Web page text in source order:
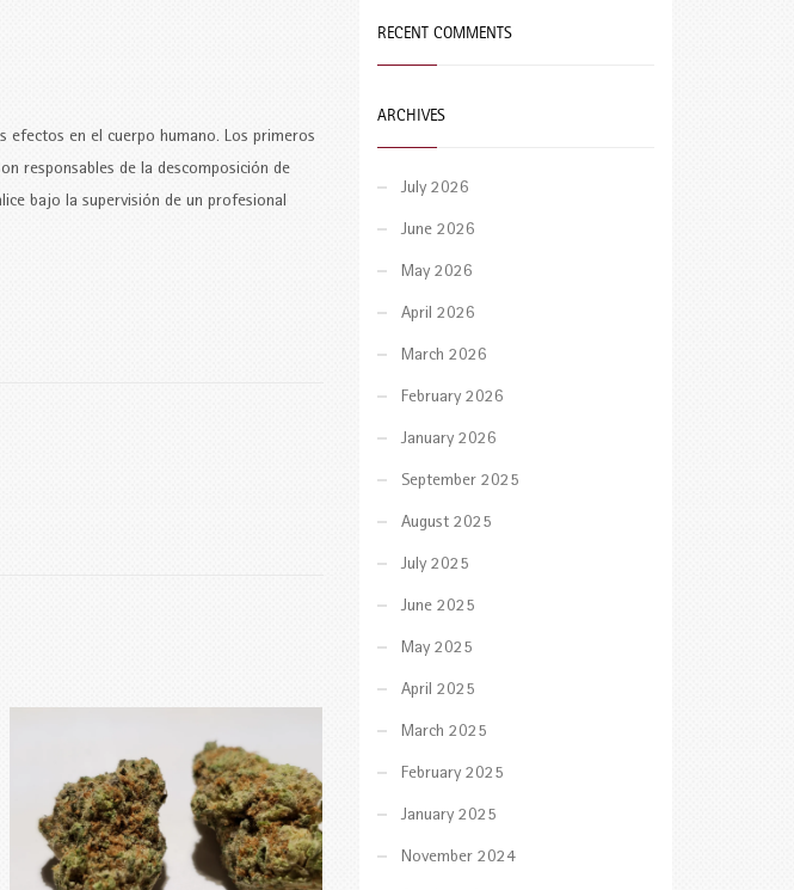
efectos en el cuerpo humano. Los primeros
responsables de la descomposición de
bajo la supervisión de un profesional
RECENT COMMENTS
ARCHIVES
July 2026
June 2026
May 2026
April 2026
March 2026
February 2026
January 2026
September 2025
August 2025
July 2025
June 2025
May 2025
April 2025
March 2025
February 2025
January 2025
November 2024